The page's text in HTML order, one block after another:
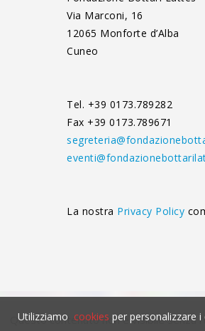
Via Marconi, 16
12065 Monforte d’Alba
Cuneo
Tel. +39 0173.789282
Fax +39 0173.789671
La nostra Privacy Policy
Questo contenuto non è visibile senza
Utilizziamo cookies per personalizzare